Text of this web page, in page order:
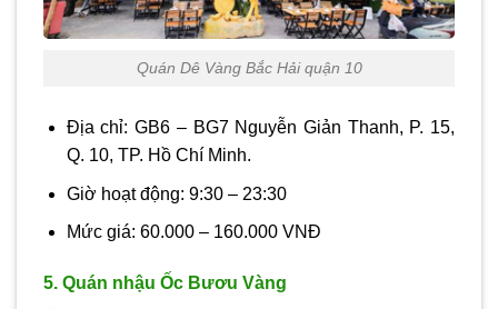
Quán Dê Vàng Bắc Hải quận 10
Địa chỉ: GB6 – BG7 Nguyễn Giản Thanh, P. 15,
Q. 10, TP. Hồ Chí Minh.
Giờ hoạt động: 9:30 – 23:30
Mức giá: 60.000 – 160.000 VNĐ
5. Quán nhậu Ốc Bươu Vàng